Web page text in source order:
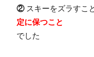
②スキーをズラすこ
定に保つこと
でした